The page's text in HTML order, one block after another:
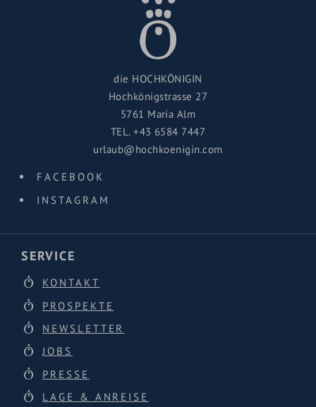
die HOCHKÖNIGIN
Hochkönigstrasse 27
5761 Maria Alm
TEL.+43 6584 7447
urlaub@hochkoenigin.com
FACEBOOK
INSTAGRAM
SERVICE
KONTAKT
PROSPEKTE
NEWSLETTER
JOBS
PRESSE
LAGE & ANREISE